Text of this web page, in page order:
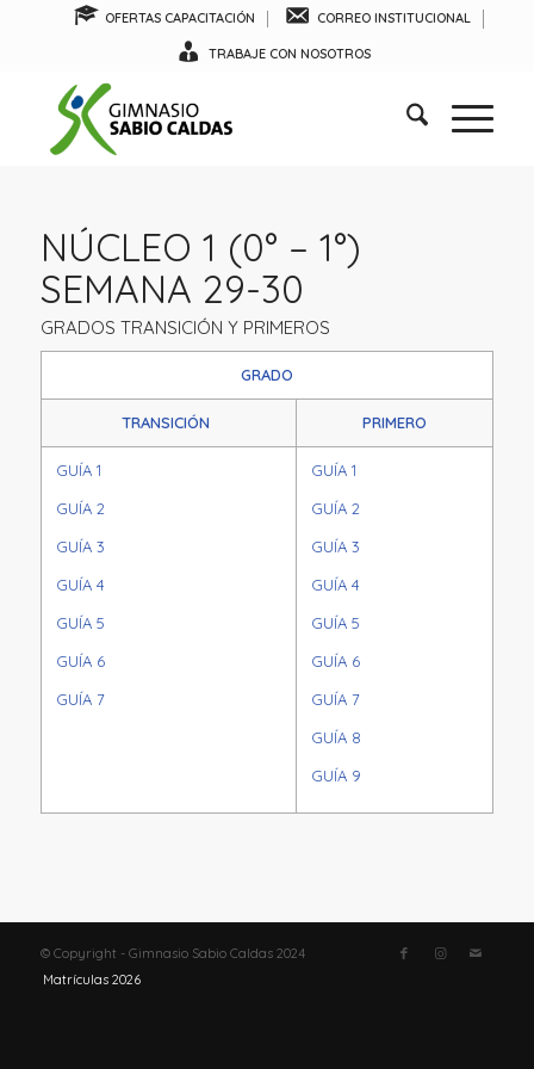
OFERTAS CAPACITACIÓN CORREO INSTITUCIONAL
TRABAJE CON NOSOTROS
NÚCLEO 1 (0° – 1°)
SEMANA 29-30
GRADOS TRANSICIÓN Y PRIMEROS
GRADO
TRANSICIÓN PRIMERO
GUÍA 1
GUÍA 2
GUÍA 3
GUÍA 4
GUÍA 5
GUÍA 6
GUÍA 7
GUÍA 1
GUÍA 2
GUÍA 3
GUÍA 4
GUÍA 5
GUÍA 6
GUÍA 7
GUÍA 8
GUÍA 9
© Copyright - Gimnasio Sabio Caldas 2024
Matrículas 2026